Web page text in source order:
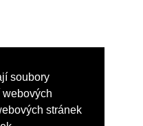
soubory
stránek